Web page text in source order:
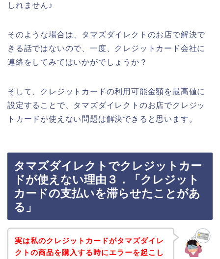
しれません♪
そのような場合は、タマズダイレクトのお店で解決で
きる話ではないので、一度、クレジットカード会社に
連絡をしてみてはいかがでしょうか？
そして、クレジットカードの利用可能金額を最高値に
設定することで、タマズダイレクトのお店でクレジッ
トカードが使えない問題は解決できると思います。
タマズダイレクトでクレジットカー
ドが使えない理由３．「クレジット
カードの支払いを滞らせたことがあ
る」
実は私のクレジットカードがタマズダイレ
クトの商品を購入する時にエラーを起こし